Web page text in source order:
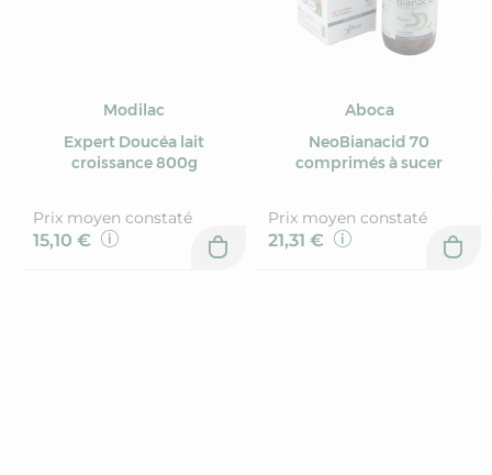
Modilac
Expert Doucéa lait
croissance 800g
Prix moyen constaté
15,10 €
Aboca
NeoBianacid 70
comprimés à sucer
Prix moyen constaté
21,31 €